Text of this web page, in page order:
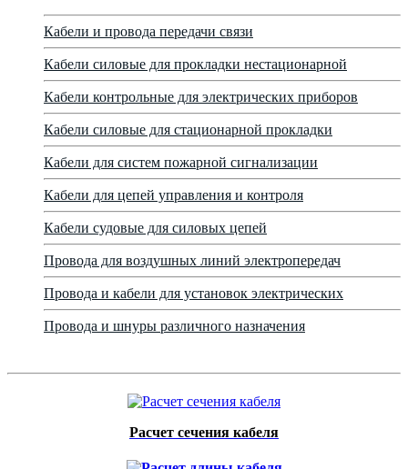
Кабели и провода передачи связи
Кабели силовые для прокладки нестационарной
Кабели контрольные для электрических приборов
Кабели силовые для стационарной прокладки
Кабели для систем пожарной сигнализации
Кабели для цепей управления и контроля
Кабели судовые для силовых цепей
Провода для воздушных линий электропередач
Провода и кабели для установок электрических
Провода и шнуры различного назначения
Расчет сечения кабеля